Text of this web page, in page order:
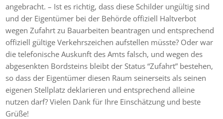
angebracht. – Ist es richtig, dass diese Schilder ungültig sind
und der Eigentümer bei der Behörde offiziell Haltverbot
wegen Zufahrt zu Bauarbeiten beantragen und entsprechend
offiziell gültige Verkehrszeichen aufstellen müsste? Oder war
die telefonische Auskunft des Amts falsch, und wegen des
abgesenkten Bordsteins bleibt der Status “Zufahrt” bestehen,
so dass der Eigentümer diesen Raum seinerseits als seinen
eigenen Stellplatz deklarieren und entsprechend alleine
nutzen darf? Vielen Dank für Ihre Einschätzung und beste
Grüße!